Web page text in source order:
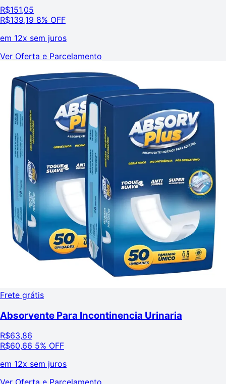
R$151,05
R$139,19 8% OFF
em 12x sem juros
Ver Oferta e Parcelamento
Frete grátis
Absorvente Para Incontinencia Urinaria
R$63,86
R$60,66 5% OFF
em 12x sem juros